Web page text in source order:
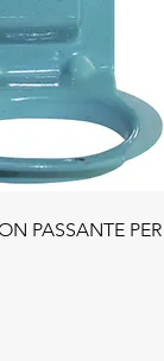
PASSANTE